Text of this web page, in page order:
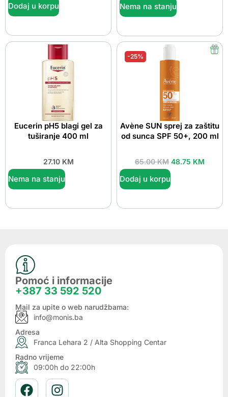
Dodaj u korpu Nema na stanju
Eucerin pH5 blagi gel za
tuširanje 400 ml
27.10 KM
Nema na stanju
-25%
Avène SUN sprej za zaštitu
od sunca SPF 50+, 200 ml
65.00KM 48.75 KM
Dodaj u korpu
Pomoć i informacije
+387 33 592 520
Mail za upite o web narudžbama:
info@monis.ba
Adresa
Franca Lehara 2 / Alta Shopping Centar
Radno vrijeme
09:00h do 22:00h